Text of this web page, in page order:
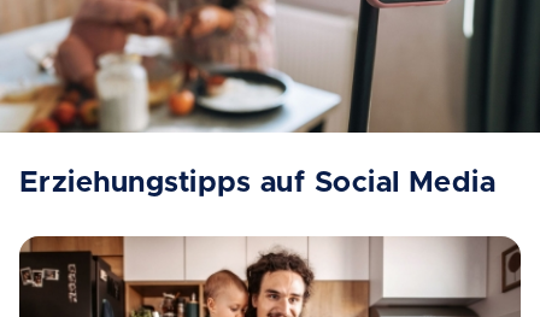
Erziehungstipps auf Social Media